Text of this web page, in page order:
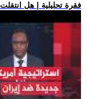
.. فقرة تحليلية | هل